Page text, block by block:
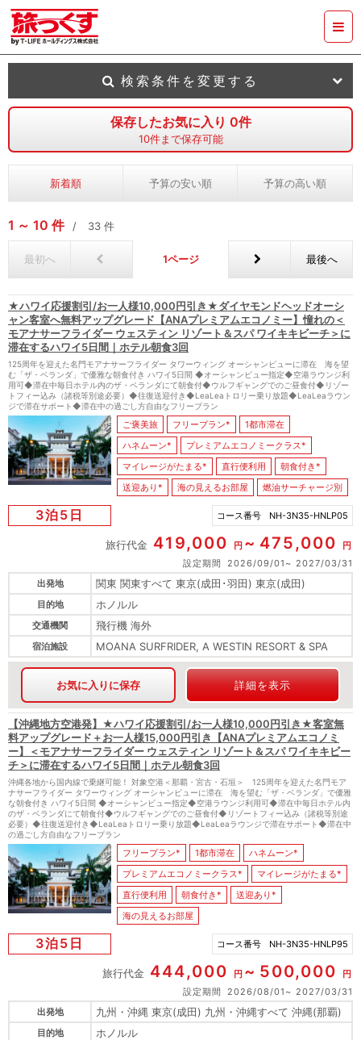
保存したお気に入り 0件
10件まで保存可能
新着順 予算の安い順 予算の高い順
1 10 件 33 件
最初へ 1 最後へ
★ハワイ応援割引/お一人様10,000円引き★ダイヤモンドヘッドオーシ
ャン客室へ無料アップグレード【ANAプレミアムエコノミー】憧れの＜
モアナサーフライダー ウェスティン リゾート＆スパ ワイキキビーチ＞に
滞在するハワイ5日間｜ホテル朝食3回
125周年を迎えた名門モアナサーフライダー タワーウィング オーシャンビューに滞在 海を望
む「ザ・ベランダ」で優雅な朝食付き ハワイ5日間 ◆オーシャンビュー指定◆空港ラウンジ利
用可◆滞在中毎日ホテル内のザ・ベランダにて朝食付◆ウルフギャングでのご昼食付◆リゾー
トフィー込み（諸税等別途必要）◆往復送迎付き◆LeaLeaトロリー乗り放題◆LeaLeaラウン
ジで滞在サポート◆滞在中の過ごし方自由なフリープラン
ご褒美旅 フリープラン*
1都市滞在
ハネムーン*
プレミアムエコノミークラス*
マイレージがたまる*
直行便利用
朝食付き*
送迎あり*
海の見えるお部屋 燃油サーチャージ別
3泊5日 コース番号 NH-3N35-HNLP05
旅行代金 419,000 円 475,000
円
設定期間
2026/09/01
2027/03/31
出発地
関東 関東すべて 東京(成田･羽田) 東京(成田)
目的地 ホノルル
交通機関 飛行機 海外
宿泊施設 MOANA SURFRIDER, A WESTIN RESORT & SPA
お気に入りに保存 詳細を表示
【沖縄地方空港発】★ハワイ応援割引/お一人様10,000円引き★客室無
料アップグレード＋お一人様15,000円引き【ANAプレミアムエコノミ
ー】＜モアナサーフライダー ウェスティン リゾート＆スパ ワイキキビー
チ＞に滞在するハワイ5日間｜ホテル朝食3回
沖縄各地から国内線で乗継可能！ 対象空港＜那覇・宮古・石垣＞ 125周年を迎えた名門モア
ナサーフライダー タワーウィング オーシャンビューに滞在 海を望む「ザ・ベランダ」で優雅
な朝食付き ハワイ5日間 ◆オーシャンビュー指定◆空港ラウンジ利用可◆滞在中毎日ホテル内
のザ・ベランダにて朝食付◆ウルフギャングでのご昼食付◆リゾートフィー込み（諸税等別途
必要）◆往復送迎付き◆LeaLeaトロリー乗り放題◆LeaLeaラウンジで滞在サポート◆滞在中
の過ごし方自由なフリープラン
フリープラン* 1都市滞在
ハネムーン*
プレミアムエコノミークラス*
マイレージがたまる*
直行便利用
朝食付き*
送迎あり*
海の見えるお部屋
3泊5日 コース番号 NH-3N35-HNLP95
旅行代金 444,000 円 500,000
円
設定期間
2026/08/01
2027/03/31
出発地
九州・沖縄 東京(成田) 九州・沖縄すべて 沖縄(那覇)
目的地 ホノルル
検索条件を変更する